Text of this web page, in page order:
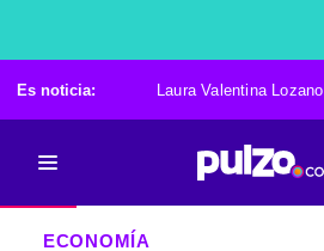
Es noticia: Laura Valentina Lozano
ECONOMÍA